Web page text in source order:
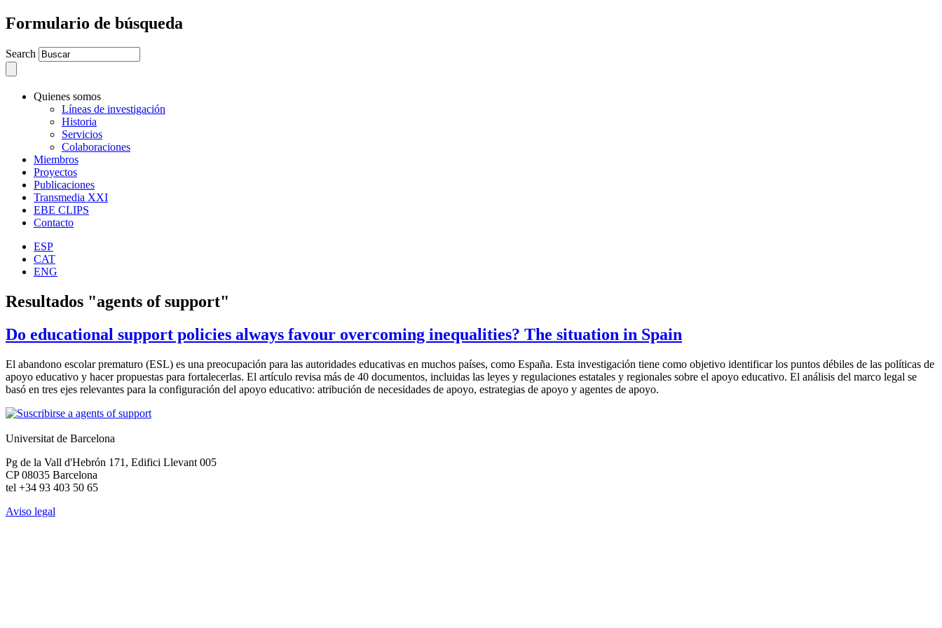
Formulario de búsqueda
Search
Quienes somos
Líneas de investigación
Historia
Servicios
Colaboraciones
Miembros
Proyectos
Publicaciones
Transmedia XXI
EBE CLIPS
Contacto
ESP
CAT
ENG
Resultados "agents of support"
Do educational support policies always favour overcoming inequalities? The situation in Spain
El abandono escolar prematuro (ESL) es una preocupación para las autoridades educativas en muchos países, como España. Esta investigación tiene como objetivo identificar los puntos débiles de las políticas de
apoyo educativo y hacer propuestas para fortalecerlas. El artículo revisa más de 40 documentos, incluidas las leyes y regulaciones estatales y regionales sobre el apoyo educativo. El análisis del marco legal se
basó en tres ejes relevantes para la configuración del apoyo educativo: atribución de necesidades de apoyo, estrategias de apoyo y agentes de apoyo.
Universitat de Barcelona
Pg de la Vall d'Hebrón 171, Edifici Llevant 005
CP 08035 Barcelona
tel +34 93 403 50 65
Aviso legal